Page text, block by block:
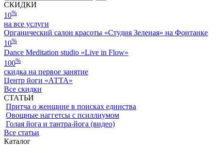
СКИДКИ
10%
на все услуги
Органический салон красоты «Студия Зеленая» на Фонтанке
10%
Dance Meditation studio «Live in Flow»
100%
скидка на первое занятие
Центр йоги «АТТА»
Все скидки
СТАТЬИ
Притча о женщине в поисках единства
Овощные наггетсы с псиллиумом
Голая йога и тантра-йога (видео)
Все статьи
Каталог